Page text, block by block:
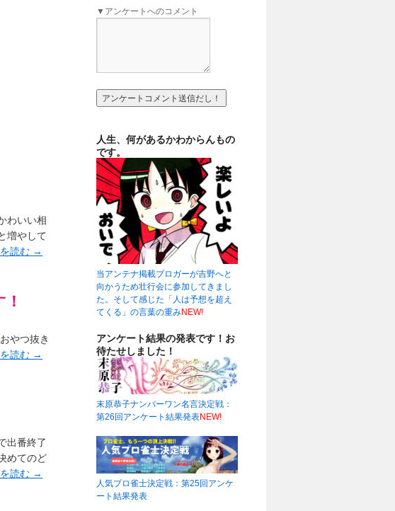
(16:50)
わいい相
増やして
読む →
やつ抜き
読む →
出番終了
めてのど
読む →
▼アンケートへのコメント
人生、何があるかわからんもの
です。
当アンテナ掲載ブロガーが吉野へと
向かうため壮行会に参加してきまし
た。そして感じた「人は予想を超え
てくる」の言葉の重みNEW!
アンケート結果の発表です！お
待たせしました！
末原恭子ナンバーワン名言決定戦：
第26回アンケート結果発表NEW!
人気プロ雀士決定戦：第25回アンケ
ート結果発表